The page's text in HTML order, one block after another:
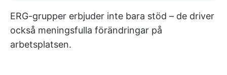
ERG-grupper erbjuder inte bara stöd – de driver
också meningsfulla förändringar på
arbetsplatsen.